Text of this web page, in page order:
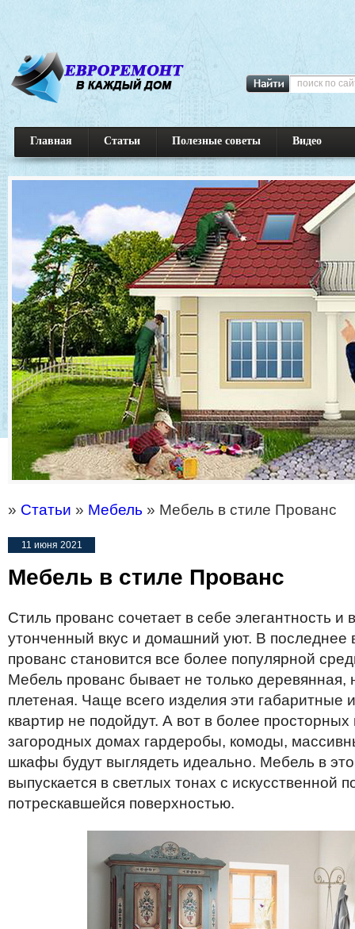
Главная Статьи Полезные советы Видео
» Статьи » Мебель » Мебель в стиле Прованс
11 июня 2021
Мебель в стиле Прованс
Стиль прованс сочетает в себе элегантность и
утонченный вкус и домашний уют. В последнее
прованс становится все более популярной
Мебель прованс бывает не только деревянная,
плетеная. Чаще всего изделия эти
квартир не подойдут. А вот в более просторных
загородных домах гардеробы, комоды,
шкафы будут выглядеть идеально. Мебель в
выпускается в светлых тонах с искусственной
потрескавшейся поверхностью.